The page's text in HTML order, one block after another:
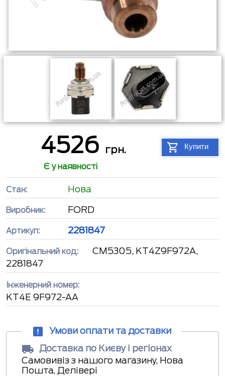
4526 грн. Купити
Є у наявності
Стан: Нова
Виробник: FORD
Артикул: 2281847
Оригінальний код:
CM5305, KT4Z9F972A,
2281847
Інженерний номер:
KT4E 9F972-AA
Умови оплати та доставки
Доставка по Києву і регіонах
Самовивіз з нашого магазину, Нова
Пошта, Делівері